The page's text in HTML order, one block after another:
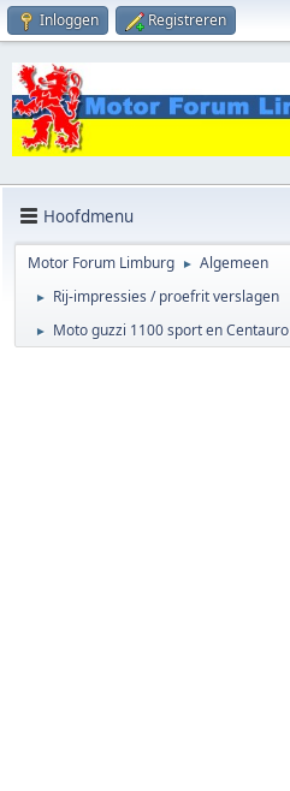
Inloggen Registreren
Hoofdmenu
Motor Forum Limburg ► Algemeen
► Rij-impressies / proefrit verslagen
► Moto guzzi 1100 sport en Centauro